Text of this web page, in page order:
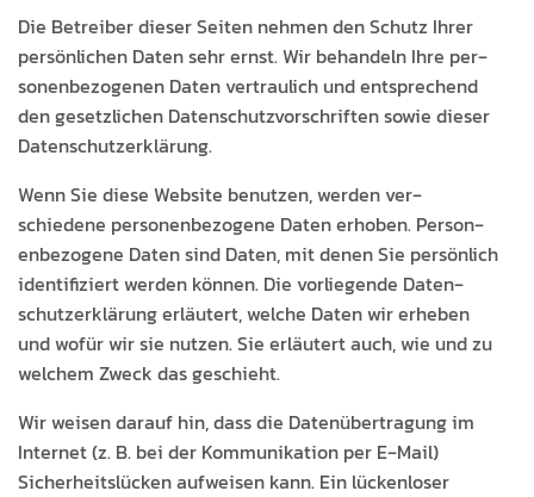
Die Betreiber dieser Seit­en nehmen den Schutz Ihrer
per­sön­lichen Dat­en sehr ernst. Wir behan­deln Ihre per­
so­n­en­be­zo­ge­nen Dat­en ver­traulich und entsprechend
den geset­zlichen Daten­schutzvorschriften sowie dieser
Datenschutzerklärung.
Wenn Sie diese Web­site benutzen, wer­den ver­
schiedene per­so­n­en­be­zo­gene Dat­en erhoben. Per­so­n­
en­be­zo­gene Dat­en sind Dat­en, mit denen Sie per­sön­lich
iden­ti­fiziert wer­den kön­nen. Die vor­liegende Daten­
schutzerk­lärung erläutert, welche Dat­en wir erheben
und wofür wir sie nutzen. Sie erläutert auch, wie und zu
welchem Zweck das geschieht.
Wir weisen darauf hin, dass die Datenüber­tra­gung im
Inter­net (z. B. bei der Kom­mu­nika­tion per E‑Mail)
Sicher­heit­slück­en aufweisen kann. Ein lück­en­los­er